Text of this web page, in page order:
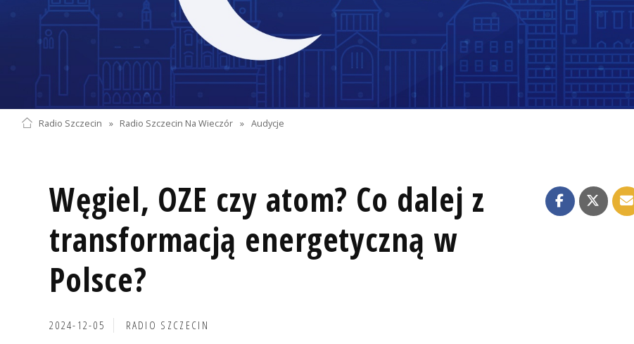
Radio Szczecin » Radio Szczecin Na Wieczór » Audycje
Węgiel, OZE czy atom? Co dalej z
transformacją energetyczną w
Polsce?
2024-12-05 RADIO SZCZECIN